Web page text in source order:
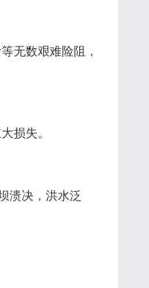
无数艰难险阻，
损失。
溃决，洪水泛